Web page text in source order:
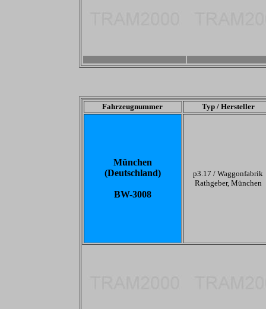
Fahrzeugnummer Typ / Hersteller
München
(Deutschland)
BW-3008
p3.17 / Waggonfabrik
Rathgeber, München